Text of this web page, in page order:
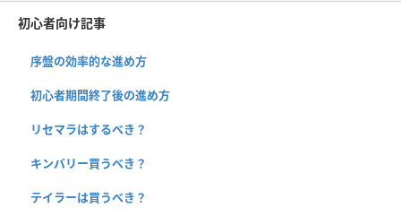
初心者向け記事
序盤の効率的な進め方
初心者期間終了後の進め方
リセマラはするべき？
キンバリー買うべき？
テイラーは買うべき？